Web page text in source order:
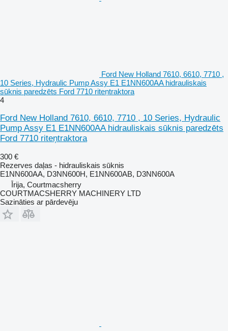
Ford New Holland 7610, 6610, 7710 ,
10 Series, Hydraulic Pump Assy E1 E1NN600AA hidrauliskais
sūknis paredzēts Ford 7710 riteņtraktora
4
Ford New Holland 7610, 6610, 7710 , 10 Series, Hydraulic
Pump Assy E1 E1NN600AA hidrauliskais sūknis paredzēts
Ford 7710 riteņtraktora
300 €
Rezerves daļas - hidrauliskais sūknis
E1NN600AA, D3NN600H, E1NN600AB, D3NN600A
Īrija, Courtmacsherry
COURTMACSHERRY MACHINERY LTD
Sazināties ar pārdevēju